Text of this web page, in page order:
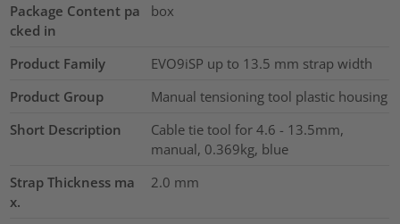
Package Content pa
cked in
box
Product Family
EVO9iSP up to 13.5 mm strap width
Product Group
Manual tensioning tool plastic housing
Short Description
Cable tie tool for 4.6 - 13.5mm,
manual, 0.369kg, blue
Strap Thickness ma
x.
2.0 mm